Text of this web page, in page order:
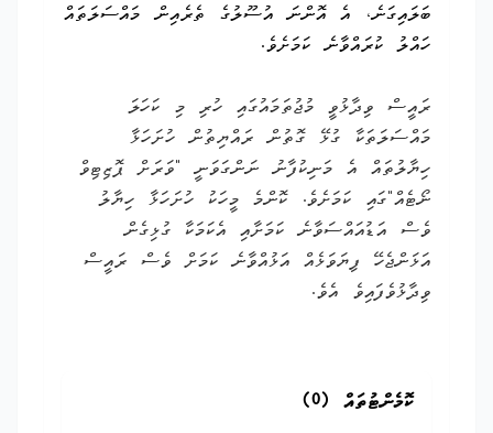
ބަލައިގަނެ، އެ އޮންނަ އުސޫލުގެ ތެރެއިން މައްސަލަތައް
ހައްލު ކުރައްވާނެ ކަމަށެވެ.
ރައީސް ވިދާޅުވީ މުޖުތަމައުގައި ހުރި މި ކަހަލަ
މައްސަލަތަކާ ގުޅޭ ގޮތުން ރައްޔިތުން ހުށަހަޅާ
ހިޔާލުތައް އެ މަނިކުފާނު ނަންގަވަނީ "ވަރަށް ޕޮޒިޓިވް
ނޯޓެއް"ގައި ކަމަށެވެ. ކޮންމެ މީހަކު ހުށަހަޅާ ހިޔާލު
ވެސް އަޑުއައްސަވާނެ ކަމަށާއި އެކަމަކާ ގުޅިގެން
އަޅަންޖެހޭ ފިޔަވަޅެއް އަޅުއްވާނެ ކަމަށް ވެސް ރައީސް
ވިދާޅުވެފައިވެ އެވެ.
ކޮމެންޓުތައް (0
)